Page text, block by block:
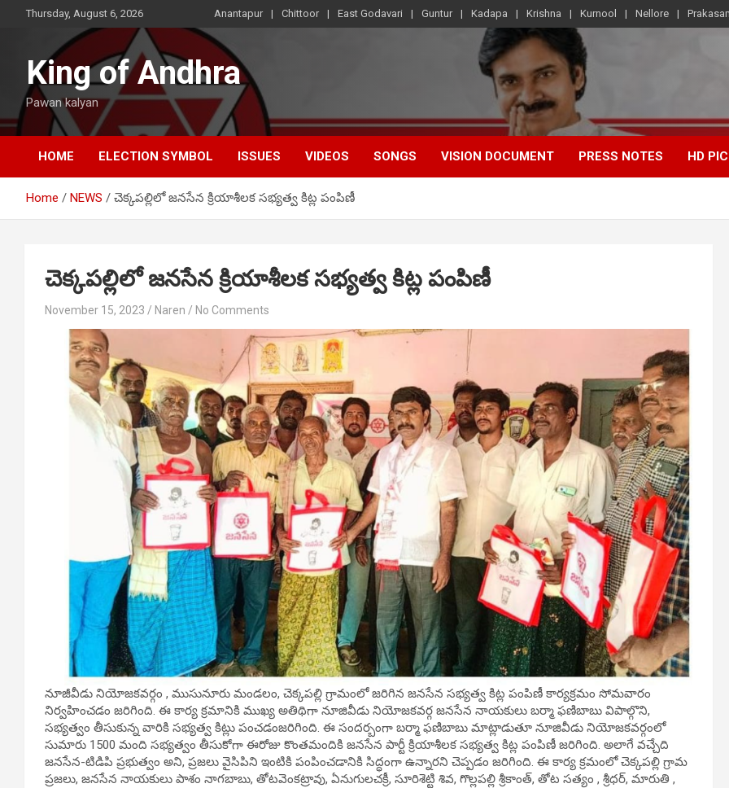
Thursday, August 6, 2026 Anantapur Chittoor East Godavari Guntur Kadapa Krishna Kurnool Nellore
King of Andhra
Pawan kalyan
HOME ELECTION SYMBOL ISSUES VIDEOS SONGS VISION DOCUMENT PRESS NOTES HD
Home NEWS చెక్కపల్లిలో జనసేన క్రియాశీలక సభ్యత్వ కిట్ల పంపిణీ
చెక్కపల్లిలో జనసేన క్రియాశీలక సభ్యత్వ కిట్ల పంపిణీ
November 15, 2023 Naren No Comments
నూజీవీడు నియోజకవర్గం , ముసునూరు మండలం, చెక్కపల్లి గ్రామంలో జరిగిన జనసేన సభ్యత్వ కిట్ల పంపిణీ కార్యక్రమం సోమవారం
నిర్వహించడం జరిగింది. ఈ కార్య క్రమానికి ముఖ్య అతిథిగా నూజివీడు నియోజకవర్గ జనసేన నాయకులు బర్మా ఫణిబాబు విపాల్గొని,
సభ్యత్వం తీసుకున్న వారికి సభ్యత్వ కిట్లు పంచడంజరిగింది. ఈ సందర్బంగా బర్మా ఫణిబాబు మాట్లాడుతూ నూజివీడు నియోజకవర్గంలో
సుమారు 1500 మంది సభ్యత్వం తీసుకోగా ఈరోజు కొంతమందికి జనసేన పార్టీ క్రియాశీలక సభ్యత్వ కిట్ల పంపిణీ జరిగింది. అలాగే వచ్చేది
జనసేన-టిడిపి ప్రభుత్వం అని, ప్రజలు వైసిపిని ఇంటికి పంపించడానికి సిద్ధంగా ఉన్నారని చెప్పడం జరిగింది. ఈ కార్య క్రమంలో చెక్కపల్లి గ్రామ
ప్రజలు, జనసేన నాయకులు పాశం నాగబాబు, తోటవెంకట్రావు, ఏనుగులచక్రీ, సూరిశెట్టి శివ, గొల్లపల్లి శ్రీకాంత్, తోట సత్యం , శ్రీధర్, మారుతి ,